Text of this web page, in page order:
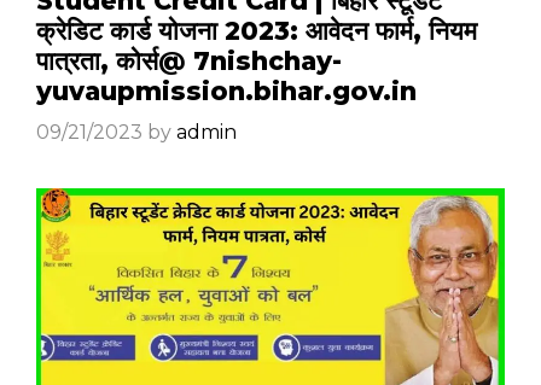
क्रेडिट कार्ड योजना 2023: आवेदन फार्म, नियम
पात्रता, कोर्स@ 7nishchay-
yuvaupmission.bihar.gov.in
09/21/2023 by admin